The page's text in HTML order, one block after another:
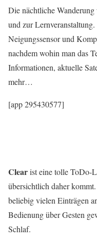
Die nächtliche
und zur
Neigungssensor und
nachdem wohin man das
Informationen, aktuelle
mehr…
[app 295430577]
Clearist eine tolle ToDo-
übersichtlich daher
beliebig vielen Einträgen
Bedienung über Gesten
Schlaf.